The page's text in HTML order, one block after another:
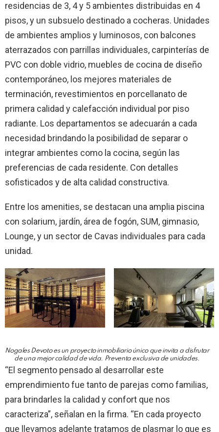
residencias de 3, 4 y 5 ambientes distribuidas en 4
pisos, y un subsuelo destinado a cocheras. Unidades
de ambientes amplios y luminosos, con balcones
aterrazados con parrillas individuales, carpinterías de
PVC con doble vidrio, muebles de cocina de diseño
contemporáneo, los mejores materiales de
terminación, revestimientos en porcellanato de
primera calidad y calefacción individual por piso
radiante. Los departamentos se adecuarán a cada
necesidad brindando la posibilidad de separar o
integrar ambientes como la cocina, según las
preferencias de cada residente. Con detalles
sofisticados y de alta calidad constructiva.
Entre los amenities, se destacan una amplia piscina
con solarium, jardín, área de fogón, SUM, gimnasio,
Lounge, y un sector de Cavas individuales para cada
unidad.
Nogales Devoto es un proyecto inmobiliario único que invita a disfrutar
de una mejor calidad de vida. Preventa exclusiva de unidades.
“El segmento pensado al desarrollar este
emprendimiento fue tanto de parejas como familias,
para brindarles la calidad y confort que nos
caracteriza”, señalan en la firma. “En cada proyecto
que llevamos adelante tratamos de plasmar lo que es